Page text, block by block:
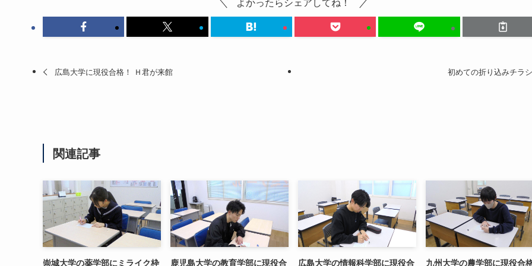
広島大学に現役合格！ Ｈ君が来館 初めての折り込みチラシ
関連記事
崇城大学の薬学部にミライク枠 鹿児島大学の教育学部に現役合 広島大学の情報科学部に現役合 九州大学の農学部に現役合